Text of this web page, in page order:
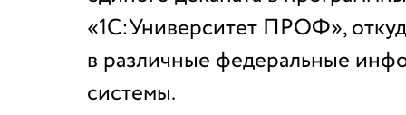
«1С:Университет ПРОФ»,
в различные федеральные
системы.